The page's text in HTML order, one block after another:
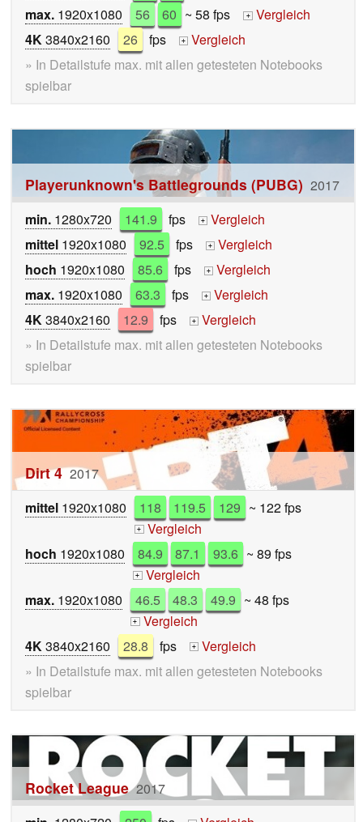
max. 1920x1080 56 60 ~ 58 fps + Vergleich
4K3840x2160 26 fps +
Vergleich
» In Detailstufe max. mit allen getesteten Notebooks
spielbar
Playerunknown's Battlegrounds (PUBG) 2017
min. 1280x720 141.9 fps +
Vergleich
mittel 1920x1080 92.5 fps +
Vergleich
hoch 1920x1080 85.6 fps +
Vergleich
max. 1920x1080 63.3 fps +
Vergleich
4K3840x2160 12.9 fps +
Vergleich
» In Detailstufe max. mit allen getesteten Notebooks
spielbar
Dirt 4 2017
mittel 1920x1080 118 119.5 129 ~ 122 fps
+ Vergleich
hoch 1920x1080 84.9 87.1 93.6 ~ 89 fps
+ Vergleich
max. 1920x1080 46.5 48.3 49.9 ~ 48 fps
+ Vergleich
4K 3840x2160 28.8 fps +
Vergleich
» In Detailstufe max. mit allen getesteten Notebooks
spielbar
Rocket League 2017